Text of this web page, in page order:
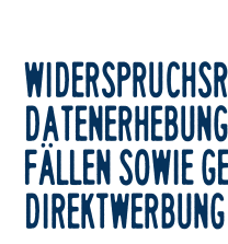
FÄLLEN SOWIE